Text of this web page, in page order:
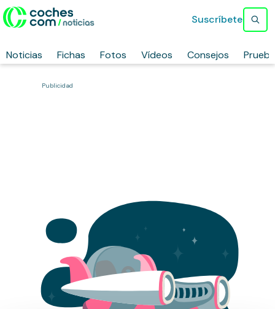
Noticias Fichas Fotos Vídeos Consejos
Suscríbete
Publicidad